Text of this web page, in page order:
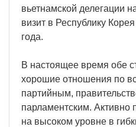
вьетнамской делегации
визит в Республику
года.
В настоящее время обе
хорошие отношения по
партийным,
парламентским. Активно
на высоком уровне в